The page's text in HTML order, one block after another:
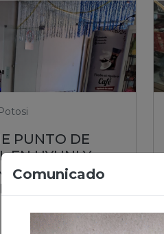
Comunicado
PUNTO DE
EN UYUNI Y
MÁQUINA
Leer nota